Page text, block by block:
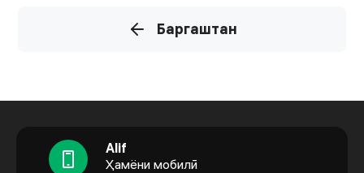
Баргаштан
Alif
Ҳамёни мобилӣ